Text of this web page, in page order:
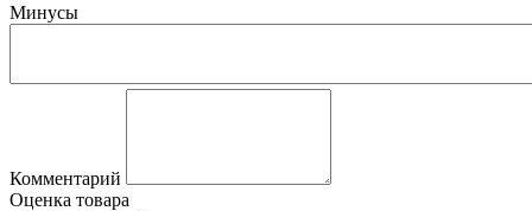
Минусы
Комментарий
Оценка товара